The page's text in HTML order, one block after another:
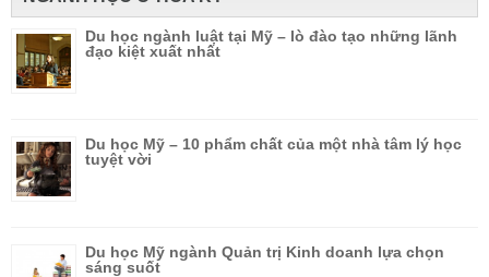
Du học ngành luật tại Mỹ – lò đào tạo những lãnh
đạo kiệt xuất nhất
Du học Mỹ – 10 phẩm chất của một nhà tâm lý học
tuyệt vời
Du học Mỹ ngành Quản trị Kinh doanh lựa chọn
sáng suốt